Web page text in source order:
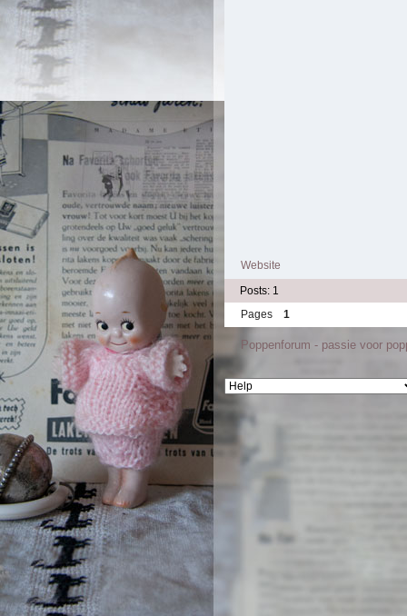
Website
Posts: 1
Pages
1
Poppenforum - passie voor